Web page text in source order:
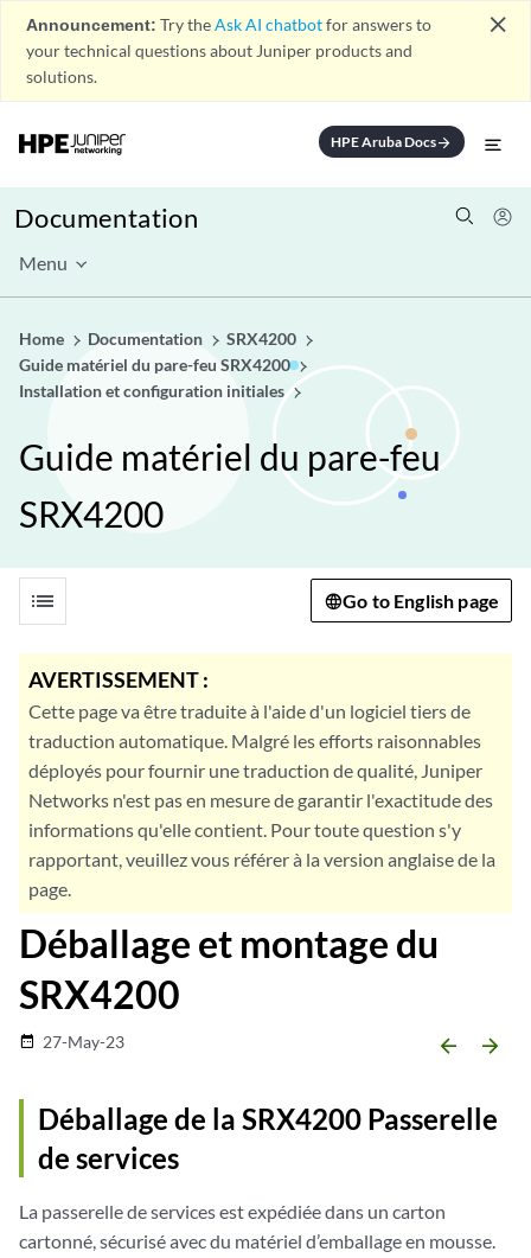
Announcement: Try theAsk AI chatbotfor answers to
your technical questions about Juniper products and
solutions.
close
HPE Aruba Docsarrow_forward
Documentation
Menu
Home Documentation
SRX4200
Guide matériel du pare-feu SRX4200
Installation et configuration initiales
Guide matériel du pare-feu
SRX4200
list Go to English page
AVERTISSEMENT :
Cette page va être traduite à l'aide d'un logiciel tiers de
traduction automatique. Malgré les efforts raisonnables
déployés pour fournir une traduction de qualité, Juniper
Networks n'est pas en mesure de garantir l'exactitude des
informations qu'elle contient. Pour toute question s'y
rapportant, veuillez vous référer à la version anglaise de la
page.
Déballage et montage du
SRX4200
date_range 27-May-23 arrow_backward arrow_forward
Déballage de la SRX4200 Passerelle
de services
La passerelle de services est expédiée dans un carton
cartonné, sécurisé avec du matériel d’emballage en mousse.